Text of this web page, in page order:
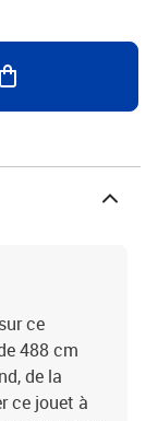
connecte à
une piscine à
à eau1 x patch
aux enfants de
usage
ce
488 cm
de la
ce jouet à